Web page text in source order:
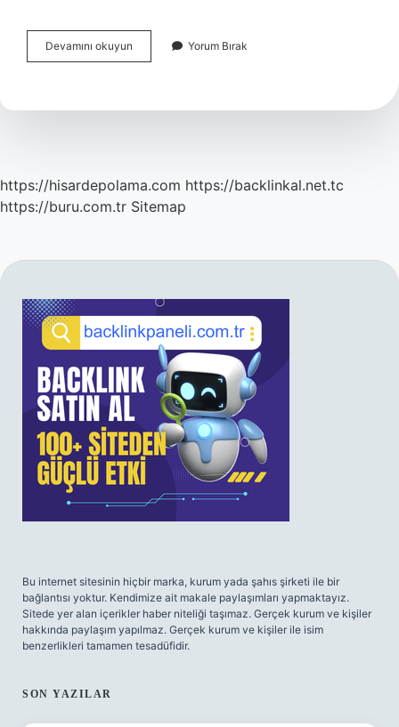
Devamını okuyun Tokatda
En
Yetişir
Yorum Bırak
https://hisardepolama.com https://backlinkal.net.tc
https://buru.com.tr Sitemap
SIDEBAR
Bu internet sitesinin hiçbir marka, kurum yada şahıs şirketi ile bir
bağlantısı yoktur. Kendimize ait makale paylaşımları yapmaktayız.
Sitede yer alan içerikler haber niteliği taşımaz. Gerçek kurum ve kişiler
hakkında paylaşım yapılmaz. Gerçek kurum ve kişiler ile isim
benzerlikleri tamamen tesadüfidir.
SON YAZILAR